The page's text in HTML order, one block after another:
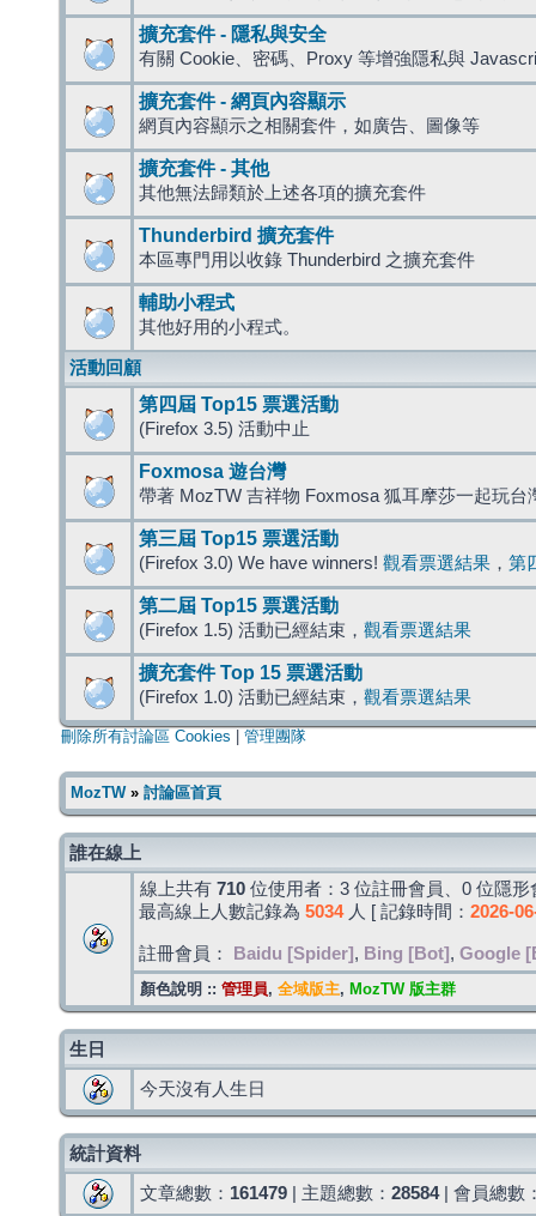
擴充套件 - 隱私與安全
有關 Cookie、密碼、Proxy 等增強隱私與
擴充套件 - 網頁內容顯示
網頁內容顯示之相關套件，如廣告、圖像等
擴充套件 - 其他
其他無法歸類於上述各項的擴充套件
Thunderbird 擴充套件
本區專門用以收錄 Thunderbird 之擴充套件
輔助小程式
其他好用的小程式。
活動回顧
第四屆 Top15 票選活動
(Firefox 3.5) 活動中止
Foxmosa 遊台灣
帶著 MozTW 吉祥物 Foxmosa 狐耳摩莎一起玩台
第三屆 Top15 票選活動
(Firefox 3.0) We have winners! 觀看票選結果 ， 第
第二屆 Top15 票選活動
(Firefox 1.5) 活動已經結束， 觀看票選結果
擴充套件 Top 15 票選活動
(Firefox 1.0) 活動已經結束， 觀看票選結果
刪除所有討論區 Cookies 管理團隊
MozTW» 討論區首頁
誰在線上
線上共有 710 位使用者：3 位註冊會員、0 位隱
最高線上人數記錄為 5034人 [ 記錄時間： 2026-
註冊會員： Baidu [Spider] , Bing [Bot] , Google
顏色說明 :: 管理員, 全域版主, MozTW 版主群
生日
今天沒有人生日
統計資料
文章總數： 161479 | 主題總數： 28584| 會員總數